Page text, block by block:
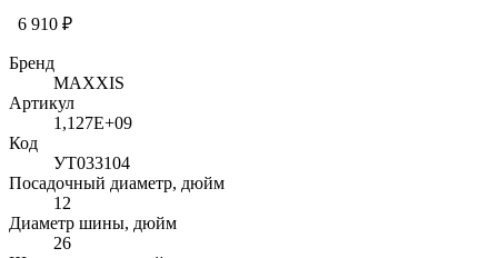
6 910 ₽
Бренд
MAXXIS
Артикул
1,127E+09
Код
УТ033104
Посадочный диаметр, дюйм
12
Диаметр шины, дюйм
26